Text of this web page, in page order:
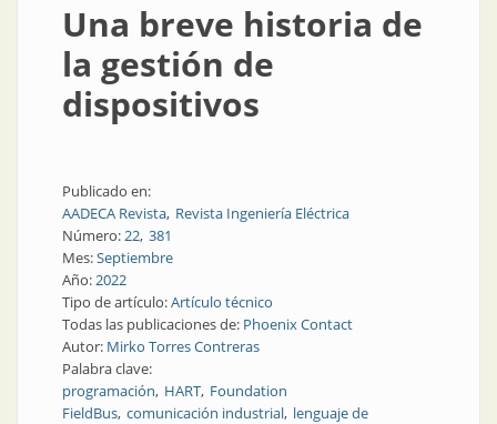
Una breve historia de
la gestión de
dispositivos
Publicado en:
AADECA Revista Revista Ingeniería Eléctrica
Número:22 381
Mes:Septiembre
Año:2022
Tipo de artículo:Artículo técnico
Todas las publicaciones de: Phoenix Contact
Autor: Mirko Torres Contreras
Palabra clave:
programación HART Foundation
FieldBus comunicación industrial lenguaje de